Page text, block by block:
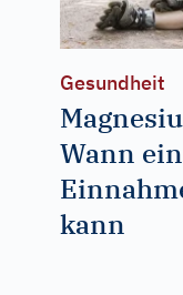
Gesundheit
Wann
kann